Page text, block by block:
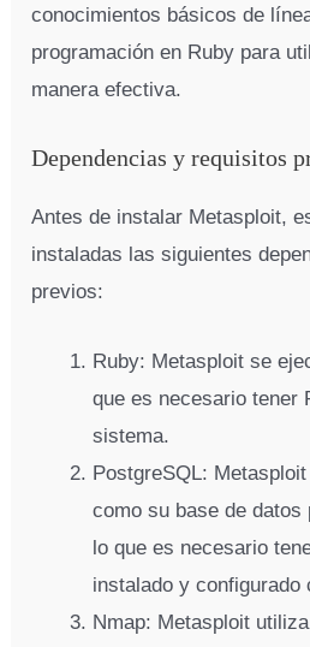
conocimientos básicos de
programación en Ruby para
manera efectiva.
Dependencias y requisitos
Antes de instalar Metasploit,
instaladas las siguientes
previos:
Ruby: Metasploit se
que es necesario tener
sistema.
PostgreSQL:
como su base de datos
lo que es necesario
instalado y configurado
Nmap: Metasploit